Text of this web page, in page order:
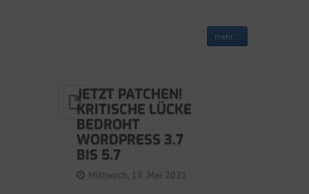
mehr...
JETZT PATCHEN!
KRITISCHE LÜCKE
BEDROHT
WORDPRESS 3.7
BIS 5.7
Mittwoch, 19. Mai 2021